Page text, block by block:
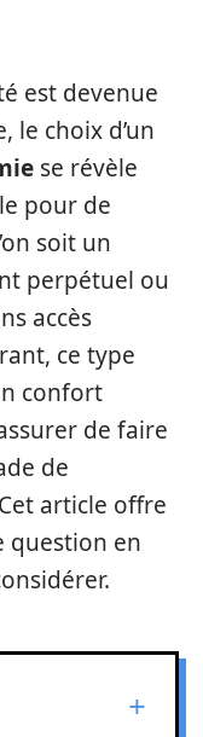
est devenue
le choix d’un
se révèle
pour de
soit un
perpétuel ou
accès
ce type
confort
de faire
de
article offre
question en